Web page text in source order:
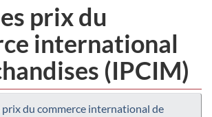
prix du
international
(IPCIM)
prix du commerce international de